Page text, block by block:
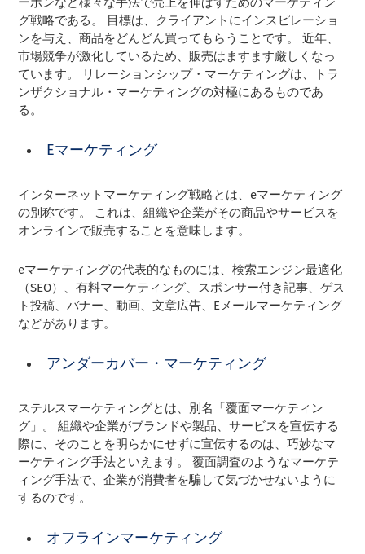
グ戦略である。 目標は、クライアントにインスピレーショ
ンを与え、商品をどんどん買ってもらうことです。 近年、
市場競争が激化しているため、販売はますます厳しくなっ
ています。 リレーションシップ・マーケティングは、トラ
ンザクショナル・マーケティングの対極にあるものであ
る。
Eマーケティング
インターネットマーケティング戦略とは、eマーケティング
の別称です。 これは、組織や企業がその商品やサービスを
オンラインで販売することを意味します。
eマーケティングの代表的なものには、検索エンジン最適化
（SEO）、有料マーケティング、スポンサー付き記事、ゲス
ト投稿、バナー、動画、文章広告、Eメールマーケティング
などがあります。
アンダーカバー・マーケティング
ステルスマーケティングとは、別名「覆面マーケティン
グ」。 組織や企業がブランドや製品、サービスを宣伝する
際に、そのことを明らかにせずに宣伝するのは、巧妙なマ
ーケティング手法といえます。 覆面調査のようなマーケテ
ィング手法で、企業が消費者を騙して気づかせないように
するのです。
オフラインマーケティング